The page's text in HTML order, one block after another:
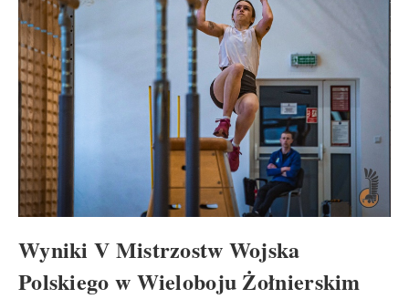
Wyniki V Mistrzostw Wojska
Polskiego w Wieloboju Żołnierskim